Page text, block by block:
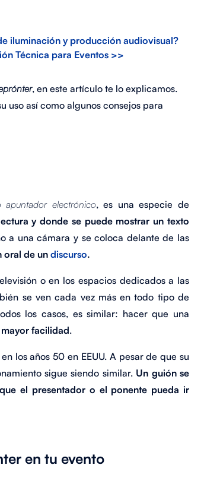
iluminación y producción audiovisual?
Técnica para Eventos >>
, en este artículo te lo explicamos.
uso así como algunos consejos para
apuntador electrónico, es una especie de
y donde se puede mostrar un texto
a una cámara y se coloca delante de las
oral de un discurso.
o en los espacios dedicados a las
se ven cada vez más en todo tipo de
los casos, es similar: hacer que una
facilidad.
los años 50 en EEUU. A pesar de que su
sigue siendo similar. Un guión se
el presentador o el ponente pueda ir
en tu evento